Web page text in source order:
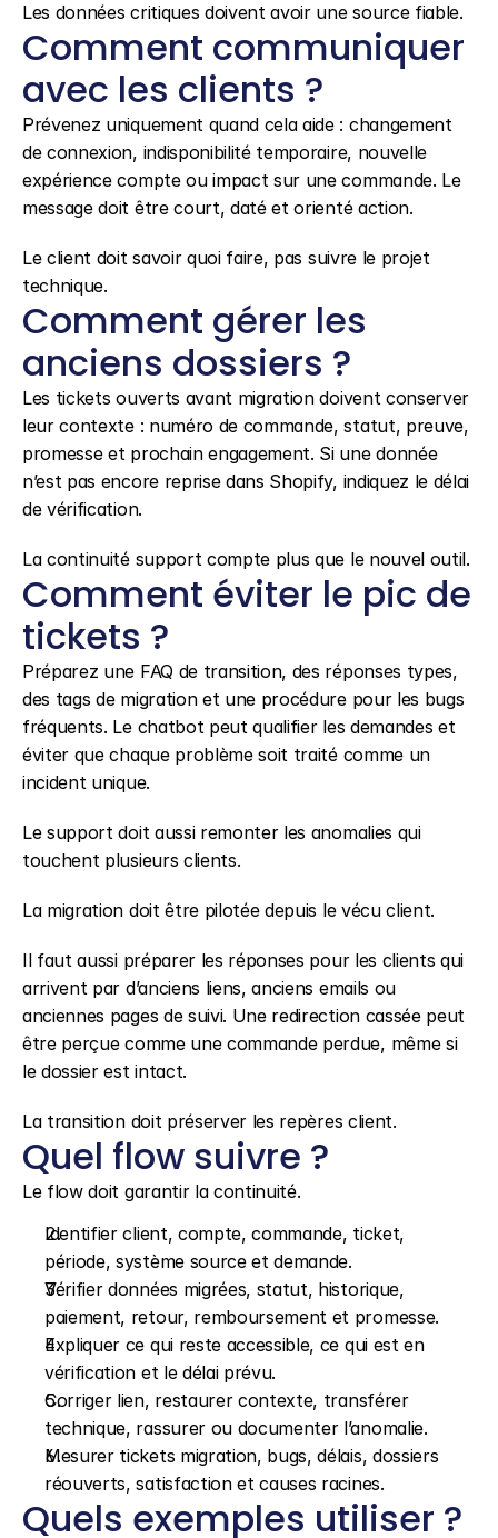
Les données critiques doivent avoir une source fiable.
Comment communiquer
avec les clients ?
Prévenez uniquement quand cela aide : changement
de connexion, indisponibilité temporaire, nouvelle
expérience compte ou impact sur une commande. Le
message doit être court, daté et orienté action.
Le client doit savoir quoi faire, pas suivre le projet
technique.
Comment gérer les
anciens dossiers ?
Les tickets ouverts avant migration doivent conserver
leur contexte : numéro de commande, statut, preuve,
promesse et prochain engagement. Si une donnée
n’est pas encore reprise dans Shopify, indiquez le délai
de vérification.
La continuité support compte plus que le nouvel outil.
Comment éviter le pic de
tickets ?
Préparez une FAQ de transition, des réponses types,
des tags de migration et une procédure pour les bugs
fréquents. Le chatbot peut qualifier les demandes et
éviter que chaque problème soit traité comme un
incident unique.
Le support doit aussi remonter les anomalies qui
touchent plusieurs clients.
La migration doit être pilotée depuis le vécu client.
Il faut aussi préparer les réponses pour les clients qui
arrivent par d’anciens liens, anciens emails ou
anciennes pages de suivi. Une redirection cassée peut
être perçue comme une commande perdue, même si
le dossier est intact.
La transition doit préserver les repères client.
Quel flow suivre ?
Le flow doit garantir la continuité.
Identifier client, compte, commande, ticket,
période, système source et demande.
Vérifier données migrées, statut, historique,
paiement, retour, remboursement et promesse.
Expliquer ce qui reste accessible, ce qui est en
vérification et le délai prévu.
Corriger lien, restaurer contexte, transférer
technique, rassurer ou documenter l’anomalie.
Mesurer tickets migration, bugs, délais, dossiers
réouverts, satisfaction et causes racines.
Quels exemples utiliser ?